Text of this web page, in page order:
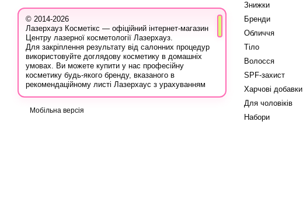
© 2014-2026
Лазерхауз Косметікс — офіційний інтернет-магазин
Центру лазерної косметології Лазерхауз.
Для закріплення результату від салонних процедур
використовуйте доглядову косметику в домашніх
умовах. Ви можете купити у нас професійну
косметику будь-якого бренду, вказаного в
рекомендаційному листі Лазерхаус з урахуванням
Лазер Хауз до косметолога, дерматолога,
Мобільна версія
Знижки
Бренди
Обличчя
Тіло
Волосся
SPF-захист
Харчові добавки
Для чоловіків
Набори